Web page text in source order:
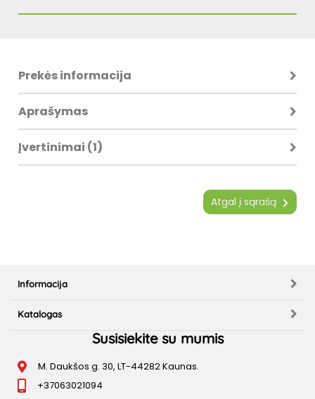
Prekės informacija
Aprašymas
Įvertinimai (1)
Atgal į sąrašą
Informacija
Katalogas
Susisiekite su mumis
M. Daukšos g. 30, LT-44282 Kaunas.
+37063021094